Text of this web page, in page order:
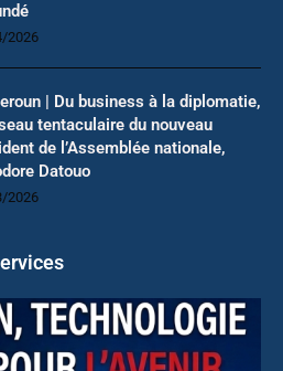
2026
| Du business à la diplomatie,
tentaculaire du nouveau
de l’Assemblée nationale,
Datouo
2026